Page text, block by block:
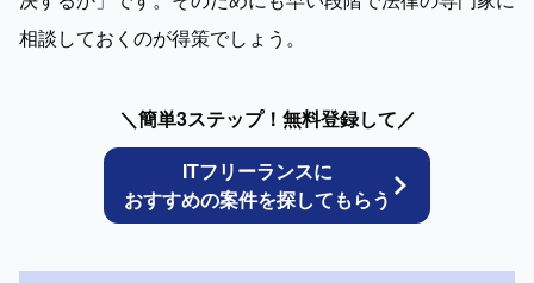
相談しておくのが得策でしょう。
＼簡単3ステップ！無料登録して／
ITフリーランスに
おすすめの案件を探してもらう